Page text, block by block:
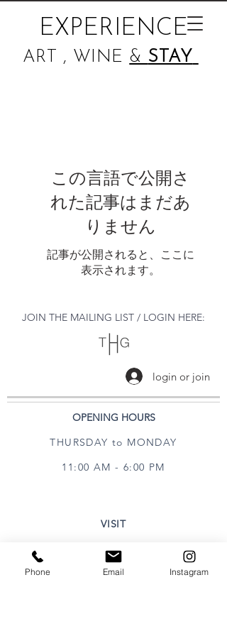
EXPERIENCE
ART , WINE & STAY
この言語で公開さ
れた記事はまだあ
りません
記事が公開されると、ここに
表示されます。
JOIN THE MAILING LIST / LOGIN HERE:
login or join
OPENING HOURS
THURSDAY to MONDAY
11:00 AM - 6:00 PM
VISIT
320 Healdsburg Ave
Healdsburg, CA 95448
Phone Email Instagram